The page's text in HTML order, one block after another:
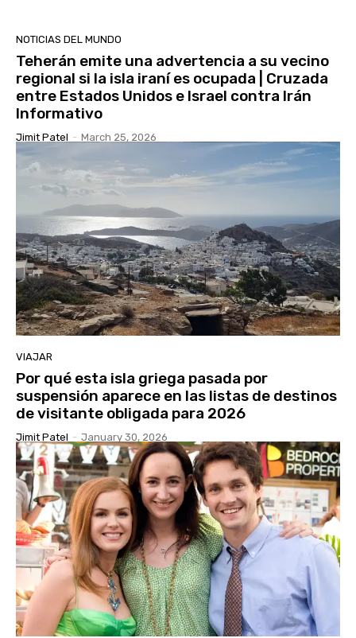
NOTICIAS DEL MUNDO
Teherán emite una advertencia a su vecino
regional si la isla iraní es ocupada | Cruzada
entre Estados Unidos e Israel contra Irán
Informativo
Jimit Patel - March 25, 2026
VIAJAR
Por qué esta isla griega pasada por
suspensión aparece en las listas de destinos
de visitante obligada para 2026
Jimit Patel - January 30, 2026